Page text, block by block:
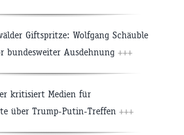
Giftspritze: Wolfgang Schäuble
bundesweiter Ausdehnung +++
kritisiert Medien für
über Trump-Putin-Treffen +++